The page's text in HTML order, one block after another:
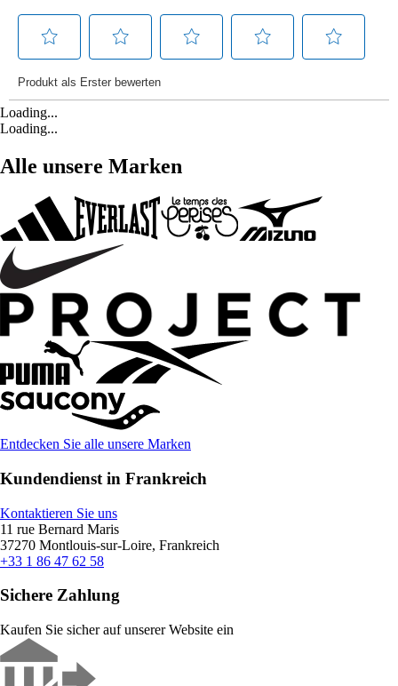
Loading...
Loading...
Alle unsere Marken
Entdecken Sie alle unsere Marken
Kundendienst in Frankreich
Kontaktieren Sie uns
11 rue Bernard Maris
37270 Montlouis-sur-Loire, Frankreich
+33 1 86 47 62 58
Sichere Zahlung
Kaufen Sie sicher auf unserer Website ein